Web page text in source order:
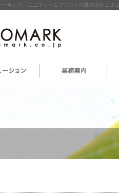
キング、ユニフォームプリントの株式会社エヌ